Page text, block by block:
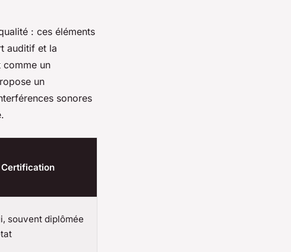
: ces éléments
auditif et la
comme un
un
sonores
souvent diplômée